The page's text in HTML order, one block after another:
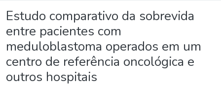
Estudo comparativo da sobrevida
entre pacientes com
meduloblastoma operados em um
centro de referência oncológica e
outros hospitais